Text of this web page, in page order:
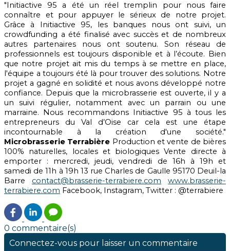
"Initiactive 95 a été un réel tremplin pour nous faire
connaître et pour appuyer le sérieux de notre projet.
Grâce à Initiactive 95, les banques nous ont suivi, un
crowdfunding a été finalisé avec succès et de nombreux
autres partenaires nous ont soutenu. Son réseau de
professionnels est toujours disponible et à l’écoute. Bien
que notre projet ait mis du temps à se mettre en place,
l'équipe a toujours été là pour trouver des solutions. Notre
projet a gagné en solidité et nous avons développé notre
confiance. Depuis que la microbrasserie est ouverte, il y a
un suivi régulier, notamment avec un parrain ou une
marraine. Nous recommandons Initiactive 95 à tous les
entrepreneurs du Val d’Oise car cela est une étape
incontournable à la création d'une société."
Microbrasserie Terrabière Production et vente de bières
100% naturelles, locales et biologiques Vente directe à
emporter : mercredi, jeudi, vendredi de 16h à 19h et
samedi de 11h à 19h 13 rue Charles de Gaulle 95170 Deuil-la
Barre contact@brasserie-terrabiere.com
www.brasserie-
terrabiere.com Facebook, Instagram, Twitter : @terrabiere
0 commentaire(s)
Connectez-vous pour laisser un commentaire